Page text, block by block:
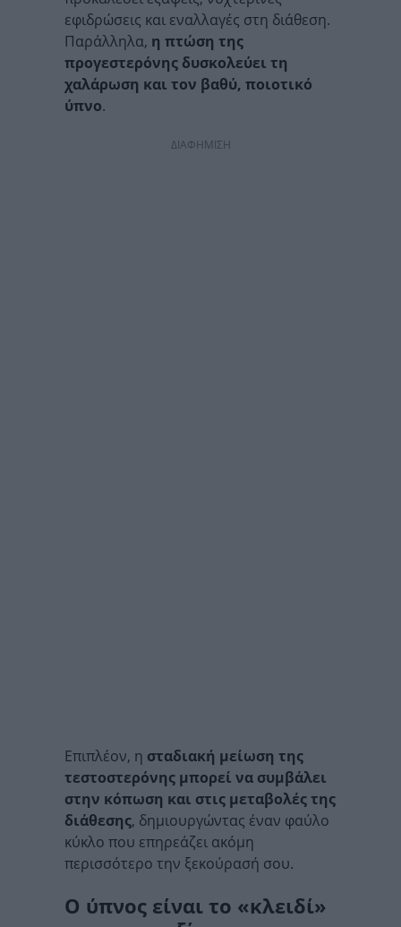
εφιδρώσεις και εναλλαγές στη διάθεση.
Παράλληλα, η πτώση της
προγεστερόνης δυσκολεύει τη
χαλάρωση και τον βαθύ, ποιοτικό
ύπνο.
ΔΙΑΦΗΜΙΣΗ
Επιπλέον, η σταδιακή μείωση της
τεστοστερόνης μπορεί να συμβάλει
στην κόπωση και στις μεταβολές της
διάθεσης, δημιουργώντας έναν φαύλο
κύκλο που επηρεάζει ακόμη
περισσότερο την ξεκούρασή σου.
Ο ύπνος είναι το «κλειδί»